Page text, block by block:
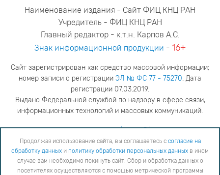
Наименование издания - Сайт ФИЦ КНЦ РАН
Учредитель - ФИЦ КНЦ РАН
Главный редактор - к.т.н. Карпов А.С.
Знак информационной продукции - 16+
Сайт зарегистрирован как средство массовой информации;
номер записи о регистрации ЭЛ № ФС 77 - 75270. Дата
регистрации 07.03.2019.
Выдано Федеральной службой по надзору в сфере связи,
информационных технологий и массовых коммуникаций.
адрес редакцииya.stogova@ksc.ru
телефон редакции81555-79-516
Продолжая использование сайта, вы соглашаетесь с согласие на обработку данных
обработки персональных данных
в ином случае вам необходимо покинуть сайт. Сбор и обработка
данных о посетителях осуществляются с помощью метрической программы "Яндекс Метрика".
Продолжая использование сайта, вы соглашаетесь с согласие на
обработку данных и политику обработки персональных данных в ином
случае вам необходимо покинуть сайт. Сбор и обработка данных о
посетителях осуществляются с помощью метрической программы